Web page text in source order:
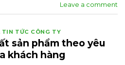
Leave a comment
TIN TỨC CÔNG TY
sản phẩm theo yêu
khách hàng